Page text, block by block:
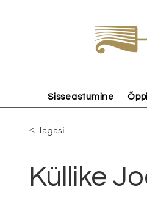
Sisseastumine
< Tagasi
Küllike